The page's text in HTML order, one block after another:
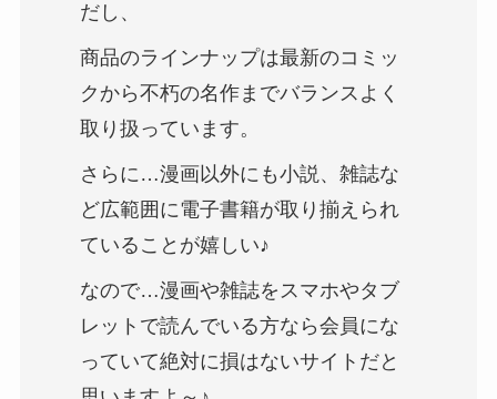
だし、
商品のラインナップは最新のコミッ
クから不朽の名作までバランスよく
取り扱っています。
さらに…漫画以外にも小説、雑誌な
ど広範囲に電子書籍が取り揃えられ
ていることが嬉しい♪
なので…漫画や雑誌をスマホやタブ
レットで読んでいる方なら会員にな
っていて絶対に損はないサイトだと